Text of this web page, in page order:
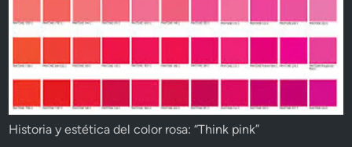
Historia y estética del color rosa: “Think pink”